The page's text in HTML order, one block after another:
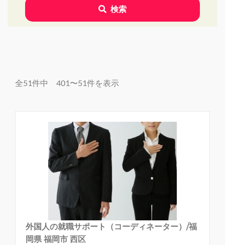
検索
全51件中 401〜51件を表示
外国人の就職サポート（コーディネーター）/福
岡県 福岡市 西区